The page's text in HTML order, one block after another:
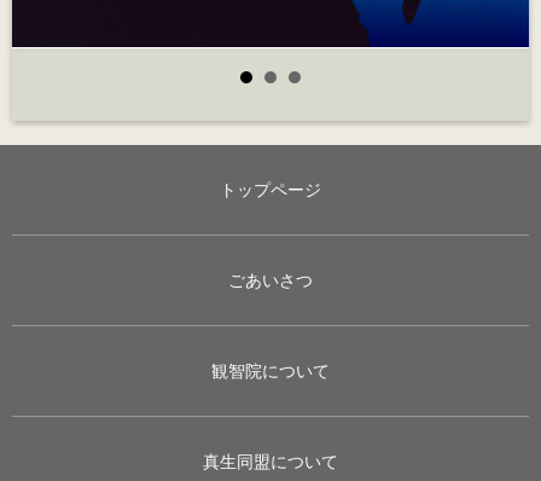
トップページ
ごあいさつ
観智院について
真生同盟について